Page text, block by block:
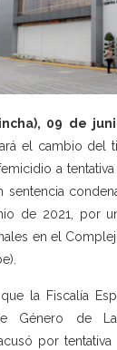
09 de
el cambio del
a
sentencia
de 2021, por
en el
la Fiscalía
Género de La
por